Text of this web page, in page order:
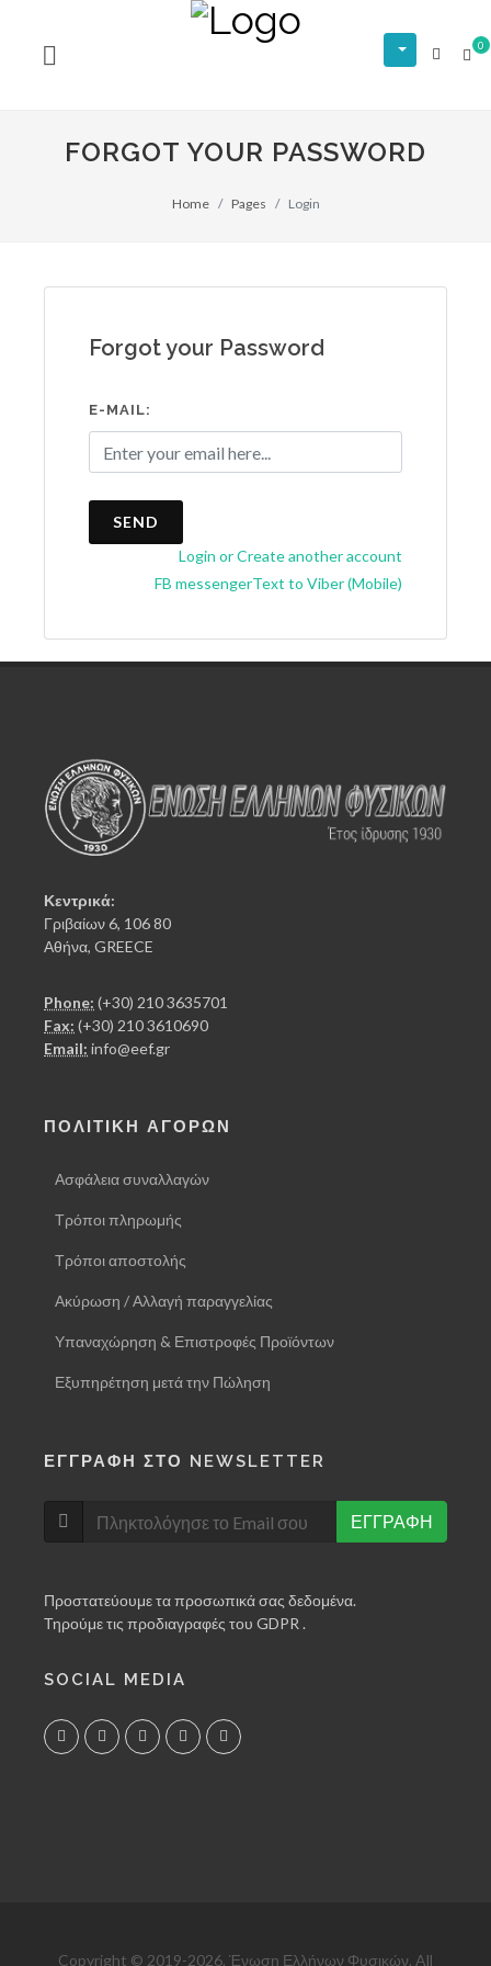
0
FORGOT YOUR PASSWORD
Home Pages Login
Forgot your Password
E-MAIL:
SEND
Login or Create another account
Text to Viber (Mobile)
FB messenger
Κεντρικά:
Γριβαίων 6, 106 80
Αθήνα, GREECE
Phone: (+30) 210 3635701
Fax: (+30) 210 3610690
Email: info@eef.gr
ΠΟΛΙΤΙΚΗ ΑΓΟΡΩΝ
Ασφάλεια συναλλαγών
Τρόποι πληρωμής
Τρόποι αποστολής
Ακύρωση / Αλλαγή παραγγελίας
Υπαναχώρηση & Επιστροφές Προϊόντων
Εξυπηρέτηση μετά την Πώληση
ΕΓΓΡΑΦΗ ΣΤΟ NEWSLETTER
ΕΓΓΡΑΦΗ
Προστατεύουμε τα προσωπικά σας δεδομένα.
Τηρούμε τις προδιαγραφές του GDPR .
SOCIAL MEDIA
Copyright © 2019-2026. Ένωση Ελλήνων Φυσικών. All